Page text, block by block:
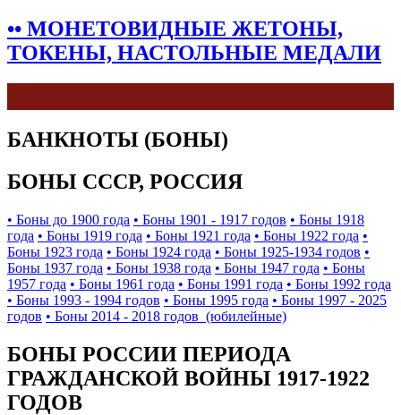
•• МОНЕТОВИДНЫЕ ЖЕТОНЫ,
ТОКЕНЫ, НАСТОЛЬНЫЕ МЕДАЛИ
БАНКНОТЫ (БОНЫ)
БОНЫ СССР, РОССИЯ
• Боны до 1900 года • Боны 1901 - 1917 годов • Боны 1918
года • Боны 1919 года • Боны 1921 года • Боны 1922 года •
Боны 1923 года • Боны 1924 года • Боны 1925-1934 годов •
Боны 1937 года • Боны 1938 года • Боны 1947 года • Боны
1957 года • Боны 1961 года • Боны 1991 года • Боны 1992 года
• Боны 1993 - 1994 годов • Боны 1995 года • Боны 1997 - 2025
годов • Боны 2014 - 2018 годов (юбилейные)
БОНЫ РОССИИ ПЕРИОДА
ГРАЖДАНСКОЙ ВОЙНЫ 1917-1922
ГОДОВ